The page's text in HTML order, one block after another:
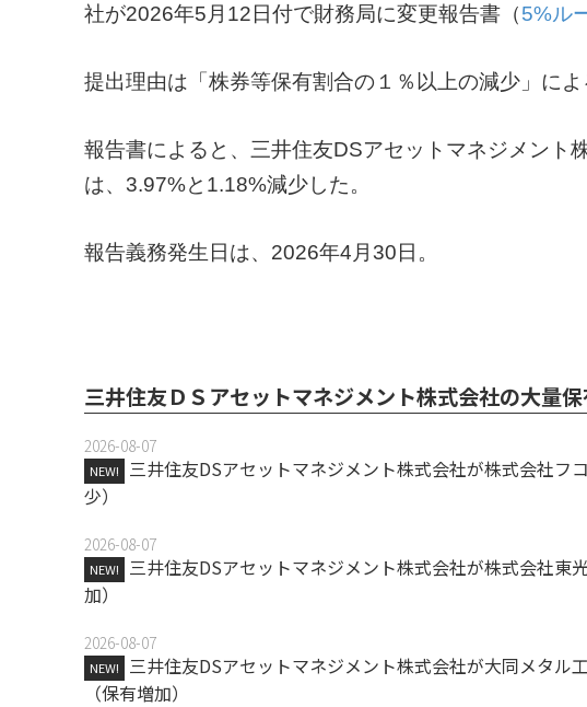
社が2026年5月12日付で財務局に変更報告書（5%ル
提出理由は「株券等保有割合の１％以上の減少」によ
報告書によると、三井住友DSアセットマネジメント
は、3.97%と1.18%減少した。
報告義務発生日は、2026年4月30日。
三井住友ＤＳアセットマネジメント株式会社の大量保
2026-08-07
NEW!
三井住友DSアセットマネジメント株式会社が株式会社フ
少）
2026-08-07
NEW!
三井住友DSアセットマネジメント株式会社が株式会社東
加）
2026-08-07
NEW!
三井住友DSアセットマネジメント株式会社が大同メタル
（保有増加）